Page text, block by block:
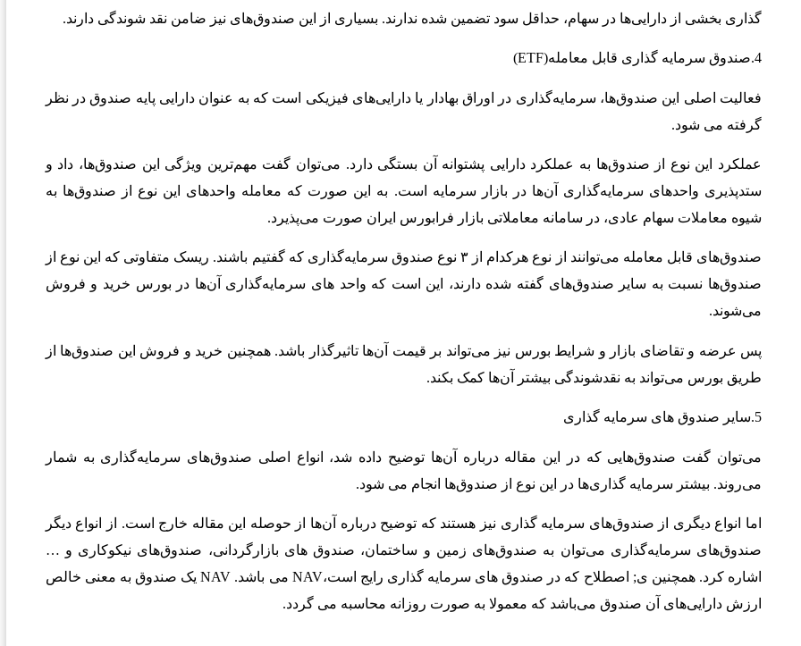
گذاری بخشی از دارایی‌ها در سهام، حداقل سود تضمین شده ندارند. بسیاری از این صندوق‌های نیز ضامن نقد شوندگی دارند.
4.صندوق سرمایه گذاری قابل معامله( ETF
)
فعالیت اصلی این صندوق‌ها، سرمایه‌گذاری در اوراق بهادار یا دارایی‌های فیزیکی است که به عنوان دارایی پایه صندوق در نظر
گرفته می شود.
عملکرد این نوع از صندوق‌ها به عملکرد دارایی پشتوانه آن بستگی دارد. می‌توان گفت مهم‌ترین ویژگی این صندوق‌ها، داد و
ستدپذیری واحدهای سرمایه‌گذاری آن‌ها در بازار سرمایه است. به این صورت که معامله واحدهای این نوع از صندوق‌ها به
شیوه معاملات سهام عادی، در سامانه معاملاتی بازار فرابورس ایران صورت می‌پذیرد.
صندوق‌های قابل معامله می‌توانند از نوع هرکدام از ۳ نوع صندوق سرمایه‌گذاری که گفتیم باشند. ریسک متفاوتی که این نوع از
صندوق‌ها نسبت به سایر صندوق‌های گفته شده دارند، این است که واحد های سرمایه‌گذاری آن‌ها در بورس خرید و فروش
می‌شوند.
پس عرضه و تقاضای بازار و شرایط بورس نیز می‌تواند بر قیمت آن‌ها تاثیرگذار باشد. همچنین خرید و فروش این صندوق‌ها از
طریق بورس می‌تواند به نقدشوندگی بیشتر آن‌ها کمک بکند.
5.سایر صندوق های سرمایه گذاری
می‌‌توان گفت صندوق‌هایی که در این مقاله درباره آن‌ها توضیح داده شد، انواع اصلی صندوق‌های سرمایه‌گذاری به شمار
می‌روند. بیشتر سرمایه گذاری‌ها در این نوع از صندوق‌ها انجام می شود.
اما انواع دیگری از صندوق‌های سرمایه گذاری نیز هستند که توضیح درباره آن‌ها از حوصله این مقاله خارج است. از انواع دیگر
صندوق‌های سرمایه‌گذاری می‌توان به صندوق‌های زمین و ساختمان، صندوق های بازارگردانی، صندوق‌های نیکوکاری و …
اشاره کرد. همچنین ی; اصطلاح که در صندوق های سرمایه گذاری رایج است،NAV می باشد. NAVیک صندوق به معنی خالص
ارزش دارایی‎‌های آن صندوق می‌باشد که معمولا به صورت روزانه محاسبه می گردد.